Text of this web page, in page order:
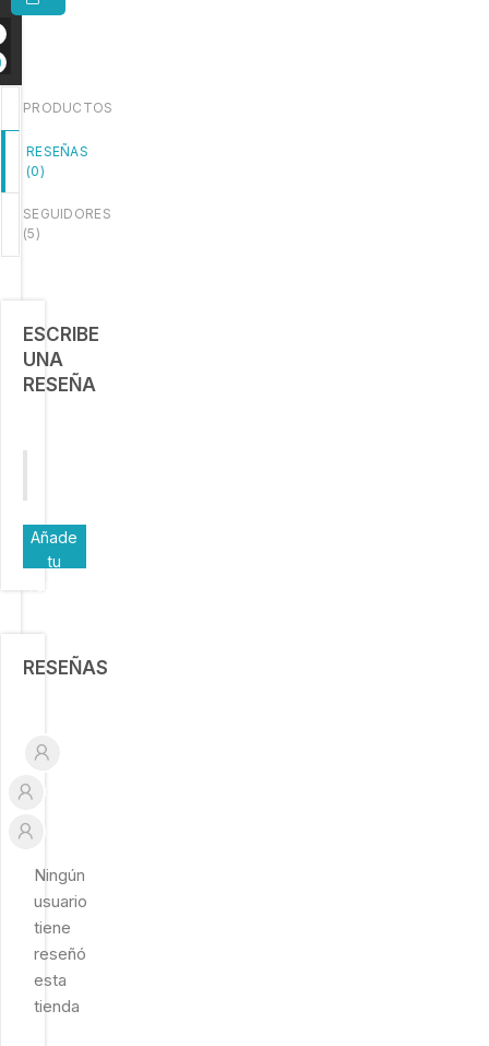
PRODUCTOS
RESEÑAS
(0)
SEGUIDORES
(5)
ESCRIBE
UNA
RESEÑA
Añade
tu
RESEÑAS
Ningún
usuario
tiene
reseñó
esta
tienda